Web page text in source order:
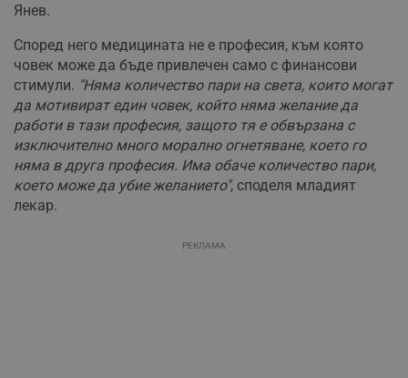
Янев.
Според него медицината не е професия, към която
човек може да бъде привлечен само с финансови
стимули. "Няма количество пари на света, които могат
да мотивират един човек, който няма желание да
работи в тази професия, защото тя е обвързана с
изключително много морално огнетяване, което го
няма в друга професия. Има обаче количество пари,
което може да убие желанието", споделя младият
лекар.
РЕКЛАМА